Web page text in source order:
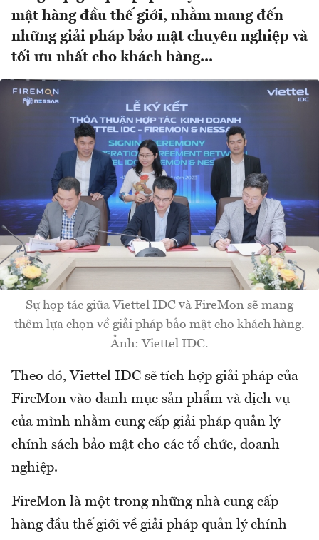
mật hàng đầu thế giới, nhằm mang đến
những giải pháp bảo mật chuyên nghiệp và
tối ưu nhất cho khách hàng...
Sự hợp tác giữa Viettel IDC và FireMon sẽ mang
thêm lựa chọn về giải pháp bảo mật cho khách hàng.
Ảnh: Viettel IDC.
Theo đó, Viettel IDC sẽ tích hợp giải pháp của
FireMon vào danh mục sản phẩm và dịch vụ
của mình nhằm cung cấp giải pháp quản lý
chính sách bảo mật cho các tổ chức, doanh
nghiệp.
FireMon là một trong những nhà cung cấp
hàng đầu thế giới về giải pháp quản lý chính